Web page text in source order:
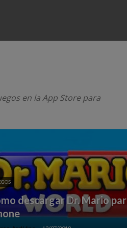
en la App Store para
descargar Dr. Mario